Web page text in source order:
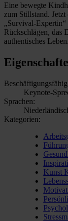
Eine bewegte
zum Stillstand.
„Survival-
Rückschlägen, das
authentisches Leben.
Keynote-
Sprachen:
Kategorien:
Kunst